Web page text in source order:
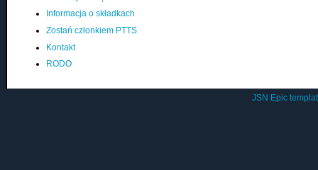
Informacja o składkach
Zostań członkiem PTTS
Kontakt
RODO
JSN Epic